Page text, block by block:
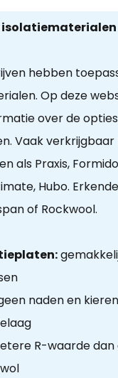
isolatiematerialen
hebben
Op deze
over de
Vaak
als Praxis,
Hubo.
of Rockwool.
naden en
R-waarde dan